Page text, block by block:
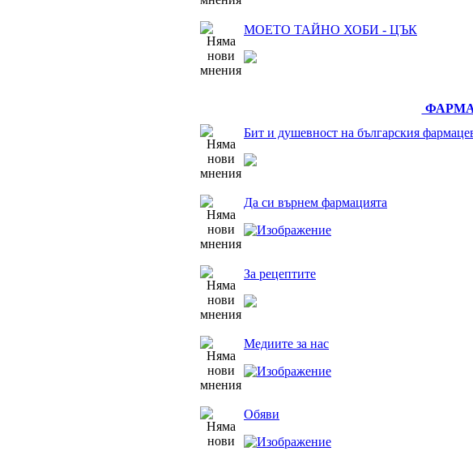
МОЕТО ТАЙНО ХОБИ - ЦЪК
Бит и душевност на българския
Да си върнем фармацията
За рецептите
Медиите за нас
Обяви